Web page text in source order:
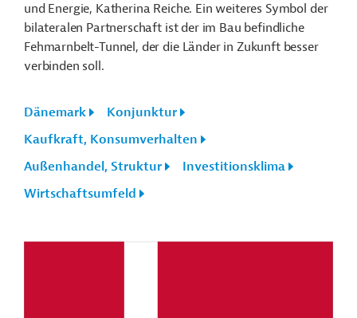
und Energie, Katherina Reiche. Ein weiteres Symbol der
bilateralen Partnerschaft ist der im Bau befindliche
Fehmarnbelt-Tunnel, der die Länder in Zukunft besser
verbinden soll.
Dänemark
Konjunktur
Kaufkraft, Konsumverhalten
Außenhandel, Struktur
Investitionsklima
Wirtschaftsumfeld